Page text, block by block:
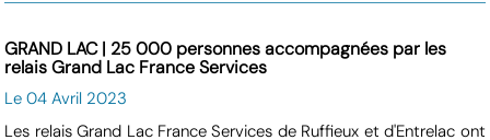
GRAND LAC | 25 000 personnes accompagnées par les
relais Grand Lac France Services
Le 04 Avril 2023
Les relais Grand Lac France Services de Ruffieux et d'Entrelac ont